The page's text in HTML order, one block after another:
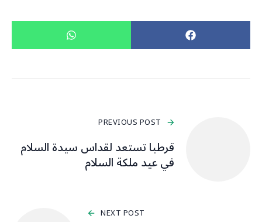
PREVIOUS POST
قرطبا تستعد لقداس سيدة السلام
في عيد ملكة السلام
NEXT POST